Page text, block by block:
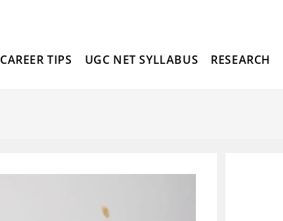
CAREER TIPS UGC NET SYLLABUS RESEARCH